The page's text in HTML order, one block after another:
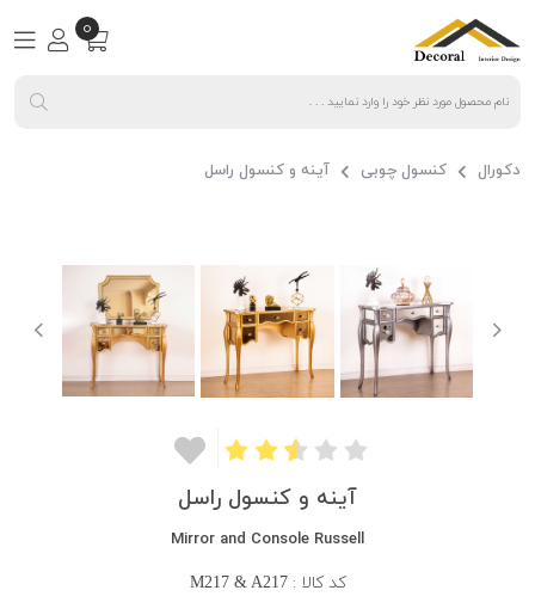
0
دکورال کنسول چوبی آینه و کنسول راسل
آینه و کنسول راسل
Mirror and Console Russell
کد کالا :M217 & A217